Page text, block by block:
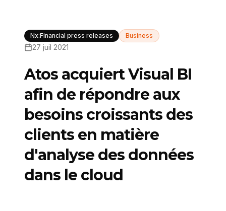
Nx:Financial press releases Business
27 juil 2021
Atos acquiert Visual BI
afin de répondre aux
besoins croissants des
clients en matière
d'analyse des données
dans le cloud